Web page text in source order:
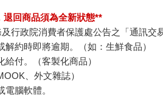
回商品須為全新狀態**
行政院消費者保護處公告之「通訊
約時即將逾期。（如：生鮮食品）
付。（客製化商品）
、外文雜誌）
腦軟體。